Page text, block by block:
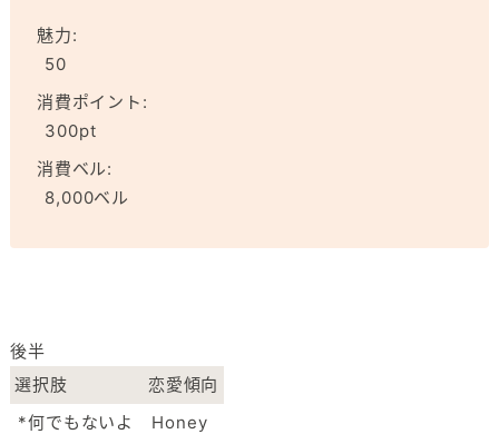
魅力:
50
消費ポイント:
300pt
消費ベル:
8,000ベル
選択肢
恋愛傾向
*何でもないよ
Honey
後半